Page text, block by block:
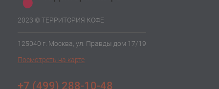
2023 © ТЕРРИТОРИЯ КОФЕ
125040 г. Москва, ул. Правды дом 17/19
Посмотреть на карте
+7 (499) 288-10-48